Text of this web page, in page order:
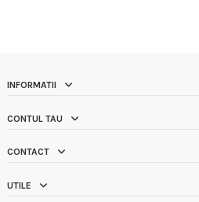
INFORMATII
CONTUL TAU
CONTACT
UTILE